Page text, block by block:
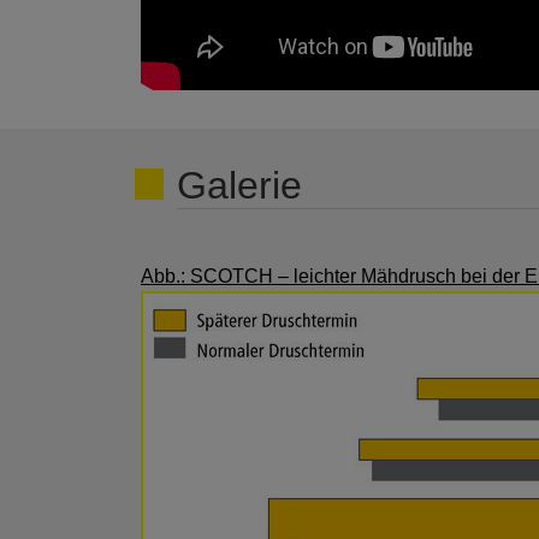
Galerie
Abb.: SCOTCH – leichter Mähdrusch bei der